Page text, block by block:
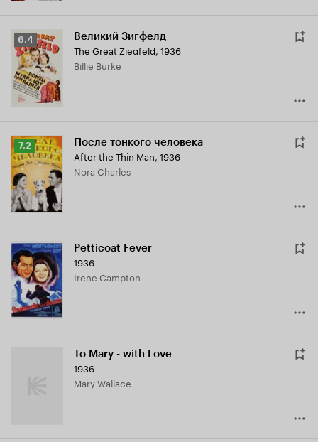
Рейтинг
Кинопоиска
6.4
6.4 Великий Зигфелд
The Great Ziegfeld, 1936
Billie Burke
Рейтинг
Кинопоиска
7.2
7.2 После тонкого человека
After the Thin Man, 1936
Nora Charles
Petticoat Fever
1936
Irene Campton
To Mary - with Love
1936
Mary Wallace